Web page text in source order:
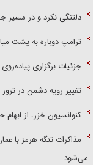
دلتنگی نکرد و در مسیر
ترامپ دوباره به پشت
جزئیات برگزاری
تغییر رویه دشمن در
کنوانسیون خزر، از ابهام
مذاکرات تنگه هرمز با
می‌شود